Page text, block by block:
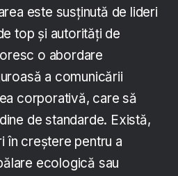
este susținută de lideri
top și autorități de
o abordare
a comunicării
corporativă, care să
de standarde. Există,
în creștere pentru a
ecologică sau